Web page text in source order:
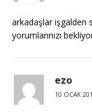
arkadaşlar işgalden
yorumlarınızı
ezo
10 OCAK